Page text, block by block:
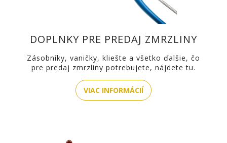
DOPLNKY PRE PREDAJ ZMRZLINY
Zásobníky, vaničky, kliešte a všetko ďalšie, čo
pre predaj zmrzliny potrebujete, nájdete tu.
VIAC INFORMÁCIÍ